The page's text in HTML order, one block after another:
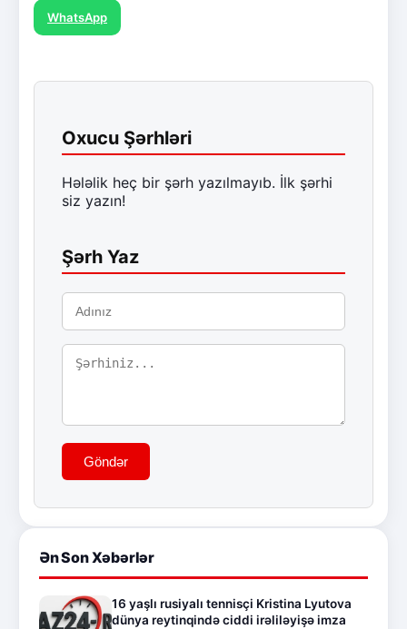
WhatsApp
Oxucu Şərhləri
Hələlik heç bir şərh yazılmayıb. İlk şərhi
siz yazın!
Şərh Yaz
Göndər
Ən Son Xəbərlər
16 yaşlı rusiyalı tennisçi Kristina Lyutova
dünya reytinqində ciddi irəliləyişə imza